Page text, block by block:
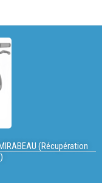
(Récupération